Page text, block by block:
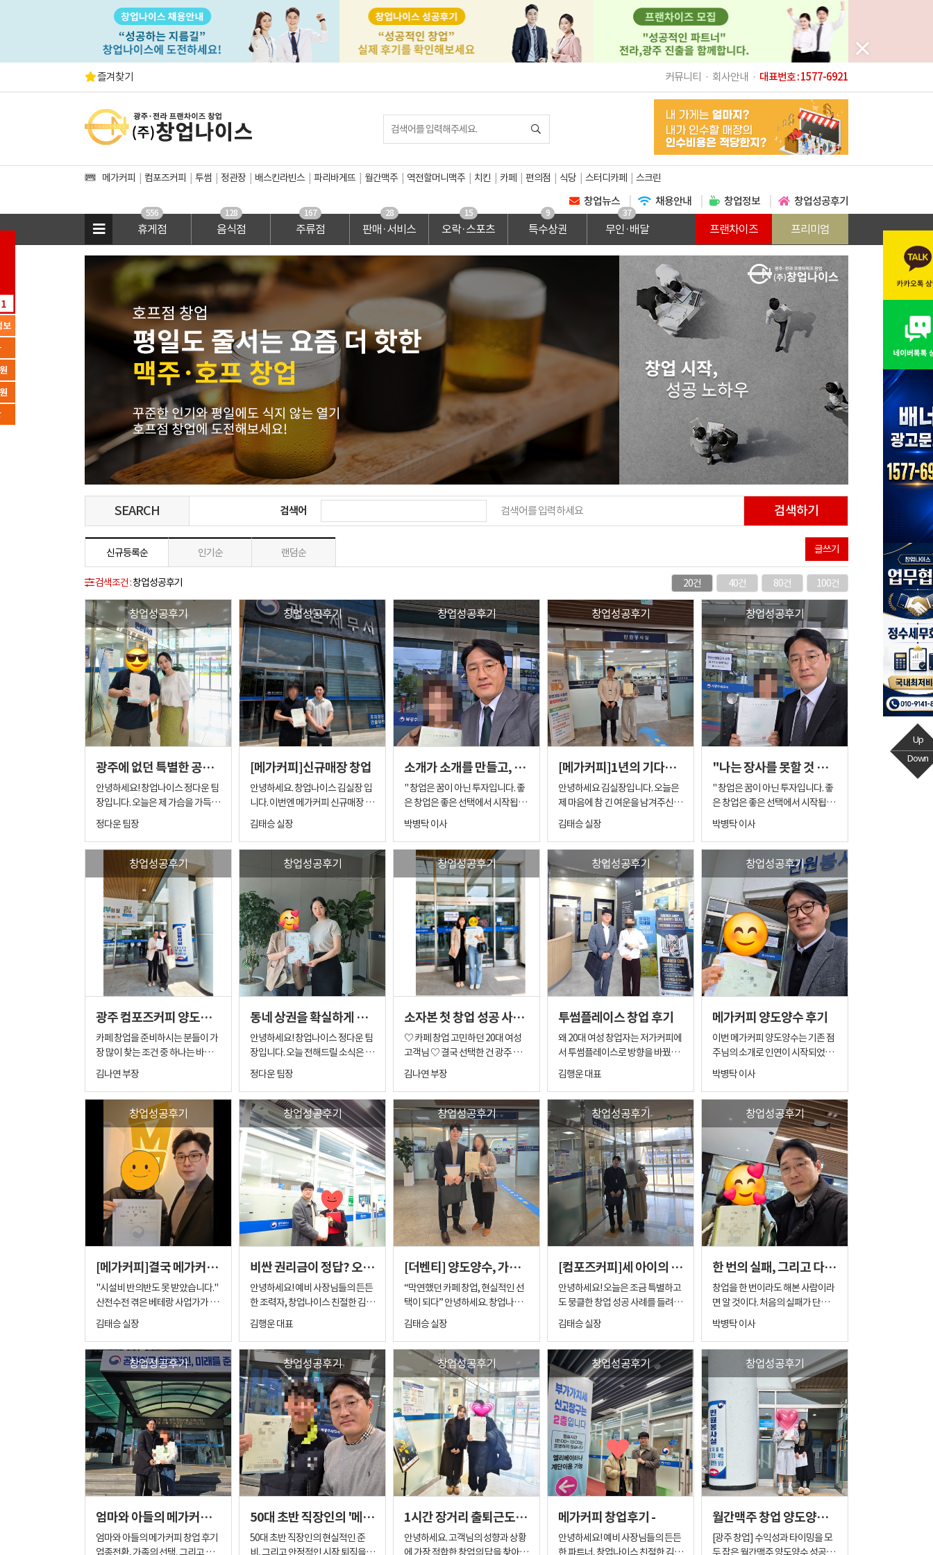
즐겨찾기 커뮤니티 회사안내 대표번호 : 1577-6921
메가커피 컴포즈커피 투썸 정관장 배스킨라빈스 파리바게뜨 월간맥주 역전할머니맥주 치킨 카페 편의점 식당 스터디카페 스크린
창업뉴스 채용안내 창업정보 창업성공후기
휴게점
556
음식점
128
주류점
167
판매·서비스
28
오락·스포츠
15
특수상권
9
무인·배달
37
프랜차이즈 프리미엄
SEARCH 검색어 검색어를 입력하세요 검색하기
신규등록순 인기순 랜덤순 글쓰기
검색조건 :창업성공후기 20건 40건 80건 100건
창업성공후기
광주에 없던 특별한 공간: 진정한 애견동반 브런치카페 창업 성공기
안녕하세요! 창업나이스 정다운 팀
장입니다. 오늘은 제 가슴을 가득 채
운 보람찬 창업 성공 후기를 들려드
리려고 합니다. 이번 창업은 저에게
더욱 뜻깊고 특별했습니다. 창업자
분과의 인연은 벌써 1년 전부터 시
작되었어요. 오랜 시간 소통하며 원
하시는 방향을 마음 깊이 담아두고
있었죠. 그리고 다시 운명처럼, 창
업자분이 원하던 방향과 조건에 딱
맞는 매물을 최적의 시기에 소개해
드릴 수 있었습니다. 매장을 처음 보
시는 순간, "바로 여기다!"라는 느
낌이들정도로 원하시던 분위기와
너무나도 잘 어울리는 공간이었습
심으로 반려견을 사랑하는 따뜻한
애견인이십니다. 단순히 애견 동반
이 가능한 카페를 넘어, 반려견과
있는 브런치까지 즐길 수 있는 특별
한 공간을 만들겠다는 목표가 확실
하셨어요. 게다가 브런치 요리 실력
도 정말 뛰어나셔서, 맛으로도 지역
상권을 충분히 사로잡을 수 있다는
확신이 들었습니다. 현재 광주 지역
에서는 이런 독보적인 분위기의 애
견 동반 브런치 카페를 찾기가 쉽지
않은 만큼, 앞으로 많은 분들에게
사랑받는 핫플레이스가 될 것 같아
저 역시 너무나 기대됩니다. 좋은 입
지, 확실한 콘셉트, 그리고 무엇보
가 완벽하게 갖춰진 매장입니다. 저
는 창업을 진행할 때 가장 중요한 것
이 브랜드 네임밸보다도 '누가, 어
각합니다. 그동안 메가커피, 이디
야, 컴포즈커피 같은 대형 카페 프
랜차이즈부터 한솥도시락 등 탄탄
한 휴게음식점까지 다양한 업종의
성공 창업을 이끌어왔는데요. 그 수
많은 경험에 비추어 보아도, 이번
애견 동반 브런치 카페 창업은 상권
과 아이템, 그리고 사람이라는 모든
조건이 완벽하게 맞아떨어진 최고
의 사례였습니다. 무조건 좋은 결과
로 이어질 것이라 믿어 의심치 않습
니다. 창업을 진심으로 축하드리며,
카페가 되시길 온 마음으로 응원합
니다. 제가 가진 많은 경험과 노하우
를 통해 창업자분들이 만족해하시
정다운 팀장
창업성공후기
[메가커피]신규매장 창업
안녕하세요. 창업나이스 김실장 입
니다. 이번엔 메가커피 신규매장 창
업 후기 이야기를 해보려 합니다. 1.
소개로 시작된 메가커피 신규오픈
창업 이번 메가커피 신규오픈 매장
창업은 조금 특별한 인연으로 시작
되었습니다. 이번 예비사장님은 기
존에 저희 창업나이스를 통해 메가
커피 양도양수 창업을 진행하셨던
점주님의 가족분으로, 소개를 받고
찾아오신 분이셨습니다. 실제 창업
을 경험하신 점주님의 가족분께서
다시 저희를 소개해주셨다는 점에
서 감사한 마음이 컸고, 그만큼 더
책임감을 가지고 상담을 진행하게
프랜차이즈 양도양수 창업을 진행
하면서 단 한 건의 중개사고 없이 안
전하게 운영해온 회사입니다. 하지
고 하더라도, 처음 만나는 예비사장
님 입장에서는 창업나이스에 대한
신뢰가 처음부터 완전히 형성되어
있기는 어려울 수 있습니다. 이번 예
비사장님 역시 가족분과 함께 오시
긴 했지만, 본인 스스로 충분히 확
인하고 판단하고 싶어 하셨습니다.
2. 소개로 오셨지만, 신뢰는 천천히
쌓았습니다 그래서 처음부터 서두
르지 않았습니다. 여러 차례 미팅을
진행하며 창업 방향, 투자 계획, 브
랜드 선택, 상권에 대한 생각, 앞으
기를 나누었습니다. 단순히 “좋은
자리입니다”, “오픈하면 잘 될 겁니
다”라는 막연한 설명이 아니라, 예
걱정하실 수 있는 부분들을 하나씩
확인해드렸습니다. 창업은 단순히
매장을 계약하는 일이 아닙니다. 특
히 첫 창업이라면 더더욱 신중해야
합니다. 매출 가능성, 임대 조건, 투
자 비용, 운영 방식, 본사 절차, 향후
관리까지 꼼꼼하게 따져봐야 합니
다. 창업나이스는 단순히 매장을 소
개하는 것에서 끝나는 것이 아니라,
예비 창업자분들이 무리한 판단을
하지 않도록 단계별로 확인하며 안
전한 창업 진행을 돕고 있습니다. 이
담과 미팅을 통해 창업나이스의 진
행 방식과 검증 과정을 직접 확인하
셨고, 그 과정에서 자연스럽게 신뢰
김태승 실장
창업성공후기
소개가 소개를 만들고, 신뢰가 창업으로 이어진 메가커피 신규창업 이야기
" 창업은 꿈이 아닌 투자입니다. 좋
은 창업은 좋은 선택에서 시작됩니
다. " 안녕하세요. 친절한박이사입
니다. 창업 컨설팅을 하다 보면 가장
감사한 순간이 있습니다. 바로 소개
를 통해 새로운 인연을 만나게 될 때
입니다. 광고를 보고 연락을 주시는
것도 감사한 일이지만, 기존 창업자
분이 만족해서 주변 지인에게 소개
를 해주시는 것은 또 다른 의미가 있
습니다. 그만큼 결과로 신뢰를 얻었
다는 뜻이기 때문입니다. 이번 메가
커피 신규창업 역시 소개를 통해 시
작된 사례입니다. 소개를 해주신 분
은 제가 몇 해 전 메가커피 신규창업
후 추가로 양도양수를 진행하면서
현재는 메가커피 매장 2곳을 운영
하고 계십니다. 처음 창업을 준비하
금은 누구보다 안정적으로 운영하
고 계시고, 주변에서도 성공적인 창
업 사례로 평가받고 있습니다. 그동
안 주변 지인분들도 정말 많이 소개
해 주셨습니다. 한두 분이 아닙니다.
제가 기억하는 것만 해도 10명이 훌
쩍 넘고 실제로는 15명 정도의 분들
을 연결해 주셨던 것 같습니다. 창업
컨설턴트 입장에서 이보다 감사한
일은 없습니다. 이번 창업자분 역시
그 인연을 통해 저를 찾아오시게 되
었습니다. 이번 창업자분은 50대 여
않았지만 새로운 도전에 대한 열정
이 굉장히 강하셨고 결정해야 할 순
간에는 과감하게 선택하시는 성격
낀 점은 "한번 결심하면 끝까지 해
내시는 분"이라는 것이었습니다.
창업을 준비하는 과정은 생각보다
결정해야 할 것들이 많습니다. 브랜
드 선택부터 상권 분석, 창업비용
검토, 향후 운영 방향까지 다양한
요소들을 함께 고민해야 합니다. 하
지만 창업자분은 늘 적극적으로 의
견을 주셨고 배우려는 자세도 매우
좋았습니다. 그래서 저 역시 더욱 책
임감을 가지고 창업을 준비하게 되
었습니다. 제가 메가커피 신규창업
분은 결국 상권입니다. 좋은 브랜드
도 중요하지만 상권이 받쳐주지 못
하면 성장에 한계가 생길 수 있습니
박병탁 이사
창업성공후기
[메가커피]1년의 기다림, 마침내 나에게 꼭 맞는 '메가커피' 매장을 찾다
안녕하세요 김실장입니다. 오늘은
제 마음에 참 긴 여운을 남겨주신 한
점주님의 이야기를 해보려고 합니
다. 자그마치 1년이라는 시간 동안
저와 동고동락하며, 마침내 본인만
의 메가커피 매장을 멋지게 오픈하
신 젊은 신혼부부의 스토리예요. 1.
"실장님, 저 정말 잘할 수 있을까
요?" 처음 저를 찾아오셨을 때가 생
각납니다. 창업이라는 게 인생이 걸
린 큰일이다 보니 고민이 깊으실 수
밖에 없었죠. "과연 내가 카페를 잘
운영할 수 있을까?", "이 상권에서
버텨낼 수 있을까?" 매일 밤잠을 설
치며 고민하셨다고 해요. 어떤 분들
기도 하지만, 우리 사장님은 정말
신중하셨어요. 저는 그 신중함이 너
무 좋았습니다. 제대로 준비해서 시
까요. 2. 1년 동안 주고받은 수많은
카톡, 통화와 미팅 그렇게 시작된
인연이 1년 동안 이어졌습니다. 그
동안 정말 수많은 매장을 같이 보고
분석했어요. "이 자리는 오피스 상
권이라 평일엔 좋은데 주말이 아쉬
워요." "여기는 권리금은 좋은데 사
장님 성향상 배달 비중이 너무 높아
서 힘드실 것 같아요." 단순히 '돈 잘
버는 매장'이 아니라, '우리 사장님
이 오래오래 지치지 않고 운영할 수
있는 매장'을 찾는 게 숙제였습니
장님이 원하시는 조건들이 자로 잰
듯 명확해졌고, 저 역시 사장님의
눈빛만 봐도 어떤 마음이신지 알 정
죠. 3. "실장님, 여기 제 자리 같아
요" 그리고 숨 막히던 조율의 순간
기다림 끝에 낙이 온다는 말이 딱 맞
나 봅니다. 사장님이 그토록 바라시
던 희망 조건에 들어맞는 메가커피
매장이 드디어 선물처럼 나타났습
니다. 매출 안정성, 운영 동선까지
정말 완벽했죠. 하지만 마지막 관문
이 남아있었습니다. 바로 양도인과
양수인 사이의 '권리금 협상'이었는
데요. 예산에 맞춰 진행해야 하다 보
니, 서로 얼굴 붉히거나 불편해질
습니다. 금액적인 부분에서 양측 다
예민할 수밖에 없기에 제가 중간에
서 치밀하게 데이터를 제시하며 조
김태승 실장
창업성공후기
"나는 장사를 못할 것 같은데..." 어린이집 원장님이 컴포즈커피 사장님이 되기까지
" 창업은 꿈이 아닌 투자입니다. 좋
은 창업은 좋은 선택에서 시작됩니
다. " 안녕하세요. 친절한박이사입
니다. 창업 상담을 하다 보면 다양한
분들을 만나게 됩니다. 그중에서도
오늘 소개해 드릴 분은 유독 기억에
남는 창업자분입니다. 이번 창업자
분은 50대 초반의 여성분으로 약
20년 가까이 어린이집을 운영해 오
셨습니다. 오랜 기간 한 분야에서 열
심히 일해 오셨지만 최근 어린이집
업계의 상황이 예전 같지 않았고,
앞으로의 미래를 고민하던 중 새로
운 사업을 알아보기 시작하셨다고
합니다. 사실 이분이 처음 저를 찾아
마 전 진행해 드렸던 메가커피 점주
님이 계신데, 그분이 현재 매장을
안정적으로 운영하며 좋은 성과를
매출도 크게 성장했고 현재는 월 수
익도 상당히 만족스러운 수준까지
올라온 상황입니다. 그 모습을 가까
이에서 지켜보신 지인분께서 "나도
한번 해볼 수 있을까?"라는 생각을
하게 되었고, 그렇게 소개를 통해
저를 찾아오시게 되었습니다. 처음
상담을 진행했을 때 가장 많이 하셨
던 말이 있습니다. "저는 이런 거 잘
못해요." "장사는 한 번도 안 해봤어
요." "커피도 잘 몰라요." "제가 할
수 있을까요?" 솔직히 말씀드리면
분입니다. 특히 오랫동안 어린이집
을 운영해 오셨던 분이다 보니 커피
전문점 운영 경험은 물론이고 프랜
다. 게다가 요즘은 회원가입 하나를
하더라도 휴대폰 인증을 해야 하고,
각종 앱 설치와 사용법도 익혀야 합
한 과정이지만 처음 접하는 분들에
게는 상당히 부담스러운 부분이 될
수 있습니다. 그래서 저는 처음부터
무리하게 진행하지 않았습니다. 모
르는 부분은 다시 설명드리고, 이해
가 안 되는 부분은 한 번 더 설명드
리고, 필요한 내용은 직접 메모까지
해드리면서 차근차근 준비를 시작
이기 때문입니다. 매장을 찾는 과정
도 쉽지는 않았습니다. 창업을 준비
하다 보면 좋은 매장은 끝도 없이 보
박병탁 이사
창업성공후기
광주 컴포즈커피 양도양수 후기 고매출 매장 계약사례
카페 창업을 준비하시는 분들이 가
장 많이 찾는 조건 중 하나는 바로
안정적인 매출입니다. 특히 컴포즈
커피처럼 인지도가 높은 브랜드는
관심이 꾸준하지만, 같은 브랜드라
고 해도 매장마다 매출 구조와 운영
방식은 모두 다릅니다. ​ 이번에 진행
한 광주 컴포즈커피 양도양수 계약
은 이미 컴포즈커피를 운영 중이던
점주님께서 원하던 조건의 고매출
매장을 만나 빠르게 결정하신 사례
입니다. ​ ​ ◈이미 컴포즈를 운영 중
이던 점주님 이번 양수인 점주님은
40대 초반의 여성 점주님이셨습니
다. 이미 컴포즈커피를 운영하고 계
와 운영 감각이 확실하신 분이셨어
요. ​ 상담을 하면서 느낀 점은 정말
야무지고 판단이 빠르시다는 것이
면서도, 매장을 검토할 대는 매출과
운영 구조를 꼼꼼하게 확인하셨습
니다. ​ 처음에는 새로운 매장을 양수
하면서 기존 매장은 정리할 수도 있
다고 생각하셨지만, 양쪽 매장 모두
매출 흐름이 좋아 현재는 함께 운영
하는 방향도 고민하고 계십니다. ​
점주님이 원했던 조건 점주님께서
원하셨던 조건은 분명했습니다. ◐
광주 특정 구 지역 ◐ 3천만 원 이상
의 고매출 매장 ◐ 홀 위주의 안정
적인 매출 구조 ◐ 점주 참여가 적
살리리 수 있는 매장 단순히 저렴을
매장을 찾는 것이 아니라, 이미 운
영 경험이 있으신 만큼 '내가 가져
김나연 부장
창업성공후기
동네 상권을 확실하게 잡고 싶으신 창업자분들을 위한 생생한 창업 성공 후기!
안녕하세요! 창업나이스 정다운 팀
장입니다. 오늘 전해드릴 소식은 일
년 전 소중한 인연이 비로소 결실을
맺어, 활기찬 새 출발을 알리게 된
감동적인 카페 창업 후기입니다. 일
년 전쯤, 카페 창업을 열심히 알아
보시다가 당시 여러 상황이 여의치
않아 아쉽게 발걸음을 돌리셨던 고
객님이 계셨습니다. 시간이 흘러 다
시 창업을 결심하셨을 때, 감사하게
도 저 정다운 팀장을 잊지 않고 먼저
연락을 주셨습니다. 이렇게 다시 믿
고 찾아주신 만큼, 이번만큼은 정말
제대로 된 최고의 자리를 찾아드려
야겠다는 열정이 가득 불타올랐습
맞춤형 프랜차이즈 카페 매칭
" 고객님께서는 집과 가까운
거리를 원하셨지만, 카페 운영이 처
이 보장되는 프랜차이즈 카페를 희
망하셨습니다. 아무래도 집 근처라
는 한정된 지역 안에서 매물을 찾다
보니 선택할 수 있는 선택지가 많지
않아 고민이 깊어지던 순간이었습
니다. 하지만 모든 매물에는 정말 주
인이 따로 있다는 말이 맞나 봅니다.
고객님의 조건에 아주 딱 들어맞는
기적 같은 곳이 나타났습니다. 입지
와 상권 자체가 워낙 훌륭한 데다,
해당 지역을 독점할 수 있는 최고의
기회를 가진 자리였습니다. 상권을
로 여기다!"라는 강한 확신이 들었
습니다. " 브랜드 변경을 통
한 신의 한 수와 철저한 상권 분석
정다운 팀장
창업성공후기
소자본 첫 창업 성공 사례 | 광주 피자탑 양도양수 후기
♡ 카페 창업 고민하던 20대 여성
고객님 ♡ 결국 선택한 건 광주 피
자탑 창업이었습니다. 안녕하세요,
창업나이스 김나연 부장입니다. 이
번 계약 고객님은 20대 후반의 여성
고객님이셨습니다. 직장생활을 하
시다가 “이제는 내 사업을 해보고
싶다”는 마음으로 첫 창업을 준비
하고 계셨는데요. 처음 문의를 주셨
을 때는 디저트카페, 일반 카페 창
업 쪽으로 관심이 많으셨습니다 하
지만 상담을 진행하면서 조금 더 현
실적인 고민이 나오기 시작했습니
다. ◈ 카페 창업 비용 부담 ◈ 높은
초기 투자금 ◈ 투자 대비 수익 구
"조금 더 합리적인 비용으로 시작
하면서 수익도 잘 나올 수 있는 업종
이 없을까요?" 이 부분을 가장 중요
에 맞춰 추천드린 피자탑 고객님의
예산과 운영 방향을 고려했을 때 카
페보다 더 적합했던 매장이 있었습
니다. 바로 광주 피자탑 매장이었습
니다 해당 매장은 →비교적 낮은
고정비 →부담 적은 운영 구조 →
안정적인 수익 가능성 →초보 창업
자도 도전 가능한 시스템 장점이 분
명했던 매장이었습니다. 매출 자료
와 운영 자료를 꼼꼼히 브리핑해드
렸고 고객님도 빠르게 핵심을 파악
하셨습니다. 무엇보다 인상 깊었던
야무지셨다는 점입니다. 첫 창업을
도와드릴때는 매장을 잘 이끌어 주
실지 제가 더 긴장을 하게 되는데
김나연 부장
창업성공후기
투썸플레이스 창업 후기
왜 20대 여성 창업자는 저가커피에
서 투썸플레이스로 방향을 바꿨을
까? 안녕하세요. 창업나이스 친절
한 김대표입니다. ​ 오늘은 투썸플레
이스 창업 후기 이야기를 해보려고
합니다. ​ 이번 사례는 단순히 카페를
처음 시작하는 창업 이야기가 아닙
니다. ​ 이미 저가커피 사업체를 경험
한 20대 여성 창업자가 다음 창업
방향으로 투썸플레이스 브랜드 전
향을 고민했던 사례입니다. ​ 카페 창
업을 준비하시는 분들 중에는 처음
에 저가커피 브랜드를 많이 살펴보
십니다. ​ 진입장벽이 낮아 보이고,
고객 접근성도 좋아 보이기 때문입
보면 생각이 달라지는 순간이 옵니
다. ​ “앞으로 이 시장이 계속 괜찮을
까?” ​ 이번 창업자분도 바로 이 지점
피 시장에서 가장 크게 느낀 위기감
은 무엇이었을까? 저가커피 매장들
의 확장 속도는 정말 빠릅니다. ​ 한
상권 안에서도 비슷한 가격대의 커
피 브랜드가 계속 늘어나는 경우가
많습니다. ​ 처음에는 유동인구가 충
분해 보였던 상권도 시간이 지나면
경쟁 매장이 하나둘 더 생깁니다. ​
그러면 자연스럽게 이런 걱정이 생
깁니다. ​ “결국 같은 고객을 여러 매
장이 나눠먹는 구조가 되지 않을
까?” ​ 20대 여성 창업자분도 이 부
시장 자체가 나쁘다는 뜻은 아닙니
다. ​ 다만 빠른 확장 속도 안에서 내
매장이 장기적으로 안정적인 포지
김행운 대표
창업성공후기
메가커피 양도양수 후기
이번 메가커피 양도양수는 기존 점
주님의 소개로 인연이 시작되었습
니다. 기존 매장을 안정적으로 운영
하시던 점주님의 추천으로 이어진
만큼, 초기 상담부터 신뢰를 바탕으
로 빠르게 방향을 설정할 수 있었던
케이스입니다. 양수자는 아들을 위
해 창업을 준비하신 사례로, 단순한
투자 목적이 아닌 가족이 함께 운영
을 고려한 형태였습니다. 어머님과
따님까지 함께 참여하는 구조로 계
획이 잡히면서, 인건비 부담을 줄이
고 운영 안정성을 높일 수 있는 방향
으로 준비를 진행했습니다. 초기에
는 매장 선택과 향후 운영 방식에 대
기존 매출 구조, 운영 난이도 등을
하나씩 짚어드리면서 점차 방향을
구체화할 수 있었습니다. 이후에는
로 진행이 이어졌고, 전체 일정 또
한 안정적으로 진행될 수 있었습니
로 운영에 적응할 수 있도록 준비 과
정을 최대한 현실적으로 맞추는 데
집중했습니다. 실제 운영을 기준으
로 필요한 부분과 그렇지 않은 부분
을 명확히 구분해 안내드렸고, 불필
요한 시행착오를 줄이는 방향으로
세팅을 진행했습니다. 이를 통해 오
픈 이후 빠르게 안정적인 매장 운영
이 가능하도록 준비를 마쳤습니다.
과정에 참여해 주셨고, 전반적인 이
해도가 높아 오픈까지 큰 어려움 없
이 마무리할 수 있었습니다. 현재는
박병탁 이사
창업성공후기
[메가커피]결국 메가커피 창업을 선택한 이유
"시설비 반의반도 못 받았습니다."
산전수전 겪은 베테랑 사업가가 결
국 '메가커피 양도양수'를 선택한
결정적 이유는? 안정성과 환금성을
모두 잡은 데이터 기반의 리얼 창업
성공 후기를 확인하세요. 안녕하세
요! 창업나이스 김실장 입니다. 오
늘은 여러 사업체를 운영해 보신
'산전수전' 베테랑 사장님의 메가커
피 양도양수 성공기를 들려드리려
고 합니다. 사업의 쓴맛과 단맛을 모
두 아는 분이 내린 냉철한 결론은 무
엇이었을까요? #1. 뼈아픈 경험:
"시설 투자는 결국 사라지는 돈이
더군요" 한때 잘 나갔던 사장님의
'사양 산업'의 길을 걷게 되었습니
다. 결국 매장을 정리하며 마주한 현
실은 냉혹했죠. 처음 투자했던 막대
김태승 실장
창업성공후기
비싼 권리금이 정답? 오토 매장 인수해 매출 1.7배 뛴 메가커피 창업 후기
안녕하세요! 예비 사장님들의 든든
한 조력자, 창업나이스 친절한 김대
표입니다. ​ 오늘은 제가 현장에서 가
장 뿌듯함을 느끼는 이른바 '숨은
진주 찾기' 성공 사례를 들려드리려
고 합니다. 다년간의 카페 운영 경험
이라는 강력한 무기를 지니신 50대
베테랑 사장님의 메가커피 양도양
수 창업 후기입니다. ​ 비싼 권리금을
주고 창업하는 것만이 정답일까요?
저 김대표의 생각은 다릅니다. 오늘
후기를 끝까지 읽어보시면, 성공적
인 양도양수 창업의 진짜 핵심을 알
게 되실 겁니다. ​ 다년간의 카페 운
영 경험, 그 강력한 무기 이번에 저
를 운영해 오신 50대 중년의 여성분
이셨습니다. 이미 커피 업종에 있어
서는 전문가급의 운영 능력을 갖추
김행운 대표
창업성공후기
[더벤티] 양도양수, 가족과 함께한 선택
“막연했던 카페 창업, 현실적인 선
택이 되다” 안녕하세요. 창업나이
스 김실장입니다. 오늘은 더벤티 매
장을 양도양수 방식으로 인수하신
사장님의 이야기를 소개해드리려
고 합니다. 이번 사례는 단순히 카페
를 시작한 이야기가 아니라, 한 사
람의 삶에서 새로운 역할을 만들어
가는 과정이 담긴 이야기였습니다.
1. 집과 가까운 매장, 그리고 가족과
함께하는 운영 이번 사장님께서 가
장 중요하게 생각했던 기준은 바로
생활과의 균형이었습니다. 무리하
게 먼 지역에서 운영하기보다는 집
과 가까운 위치에서 안정적으로 운
한 가지 중요한 조건이 있었습니다.
바로 동생과 함께 운영할 수 있는 매
장이었습니다. 가족과 함께 운영한
김태승 실장
창업성공후기
[컴포즈커피]세 아이의 엄마, '나의 카페'라는 꿈을 현실로 만들다
안녕하세요! 오늘은 조금 특별하고
도 뭉클한 창업 성공 사례를 들려드
리려고 합니다. 지난여름, 처음 미
팅에서 뵈었던 40대 여성 고객님의
이야기입니다. 세 아이의 엄마로 바
쁜 일상을 보내시면서도, 카페에서
아르바이트를 하며 언젠가는 '내 매
장'을 운영하겠다는 꿈을 놓지 않으
셨던 분이었죠. 1. 수많은 브랜드 사
이에서의 고민 처음 상담을 시작했
을 때, 고객님의 고민은 깊었습니
다. 비교 브랜드-메가커피, 컴포즈
커피, 텐퍼센트, 벌크커피 등 저가
커피 시장의 쟁쟁한 브랜드들을 두
고 입지, 매출 규모, 초기 자본금, 운
에 올려두고 세밀하게 분석했습니
다. 아이들을 키우며 운영해야 했기
에 '안정성'이 최우선이었거든요. 2.
김태승 실장
창업성공후기
한 번의 실패, 그리고 다시 시작한 창업
창업을 한 번이라도 해본 사람이라
면 알 것이다. 처음의 실패가 단순히
“장사가 안 됐다”로 끝나지 않는다
는 걸. 자금 부담, 자신감 하락, 주변
시선까지… 실패는 생각보다 많은
걸 남긴다. 나 역시 첫 창업에서 그
과정을 그대로 겪었다. 실패를 경험
한 뒤, 다시 창업을 한다는 건 쉽지
않은 결정이었다. 무작정 다시 시작
하기에는 마음도, 상황도 여유롭지
않았다. 그러던 중 지인의 소개로 박
이사를 만나게 되었고, 그 만남이
다시 창업을 결심하게 된 계기가 되
었다. 이번에는 달랐다. “다시 실패
는 없다”는 생각 하나로 접근 방식
료로, 기대가 아니라 숫자로 판단하
기로 했다. 상권 분석, 배후 수요, 유
동 구조, 임대 조건, 고정비 구조까
박병탁 이사
창업성공후기
엄마와 아들의 메가커피 창업 후기
엄마와 아들의 메가커피 창업 후기
업종전환, 가족의 선택, 그리고 빠
창업성공후기
50대 초반 직장인의 '메가커피 양도양수 창업 후기'
50대 초반 직장인의 현실적인 준
비, 그리고 안정적인 시작 퇴직을
창업성공후기
1시간 장거리 출퇴근도 막지 못한 열정, 버거리 양도양수 후기
안녕하세요. 고객님의 성향과 상황
에 가장 적합한 창업의 답을 찾아드
창업성공후기
메가커피 창업후기 -
안녕하세요! 예비 사장님들의 든든
한 파트너, 창업나이스 친절한 김대
창업성공후기
월간맥주 창업 양도양수로 똑똑한 창업
[광주 창업] 수익성과 타이밍을 모
두 잡은 월간맥주 양도양수 성공기